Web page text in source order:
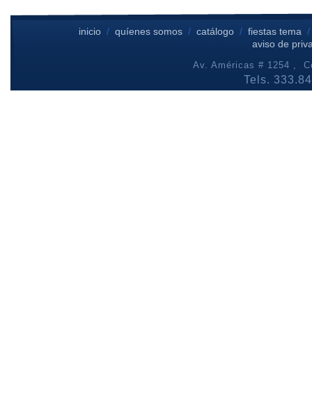
inicio /quíenes somos /catálogo / fiestas tema
aviso de
Av. Américas # 1254 ,
Tels.